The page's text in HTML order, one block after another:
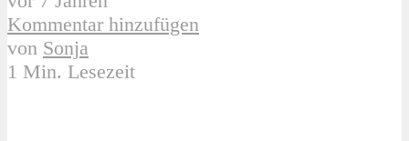
Kommentar hinzufügen
von Sonja
1 Min. Lesezeit